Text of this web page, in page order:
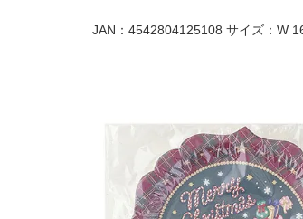
JAN：4542804125108 サイズ：W